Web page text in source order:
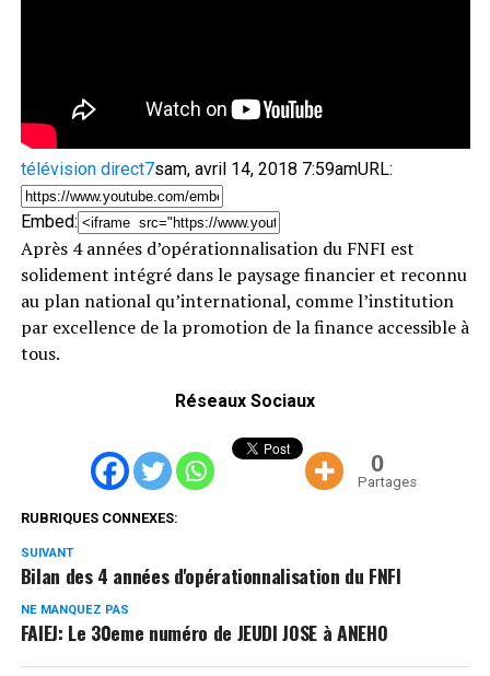
télévision direct7sam, avril 14, 2018 7:59amURL:
Embed:
Après 4 années d’opérationnalisation du FNFI est
solidement intégré dans le paysage financier et reconnu
au plan national qu’international, commel’institution
par excellence de la promotion de la finance accessible à
tous.
Réseaux Sociaux
0
Partages
RUBRIQUES CONNEXES:
SUIVANT
Bilan des 4 années d'opérationnalisation du FNFI
NE MANQUEZ PAS
FAIEJ: Le 30eme numéro de JEUDI JOSE à ANEHO